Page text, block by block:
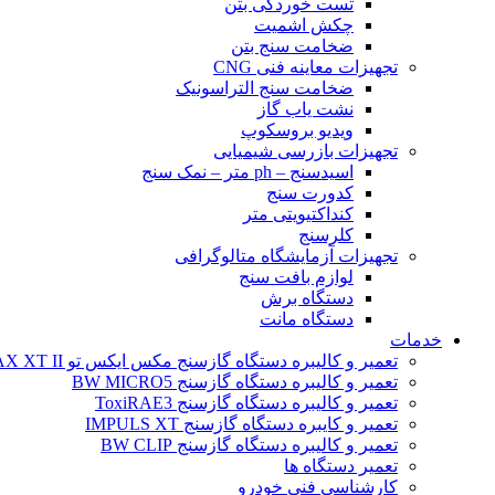
تست خوردگی بتن
چکش اشمیت
ضخامت سنج بتن
تجهیزات معاینه فنی CNG
ضخامت سنج التراسونیک
نشت یاب گاز
ویدیو بروسکوپ
تجهیزات بازرسی شیمیایی
اسیدسنج – ph متر – نمک سنج
کدورت سنج
کنداکتیویتی متر
کلرسنج
تجهیزات آزمایشگاه متالوگرافی
لوازم بافت سنج
دستگاه برش
دستگاه مانت
خدمات
تعمیر و کالیبره دستگاه گازسنج مکس ایکس تو BW MAX XT II
تعمیر و کالیبره دستگاه گازسنج BW MICRO5
تعمیر و کالیبره دستگاه گازسنج ToxiRAE3
تعمیر و کایبره دستگاه گازسنج IMPULS XT
تعمیر و کالیبره دستگاه گازسنج BW CLIP
تعمیر دستگاه ها
کارشناسی فنی خودرو